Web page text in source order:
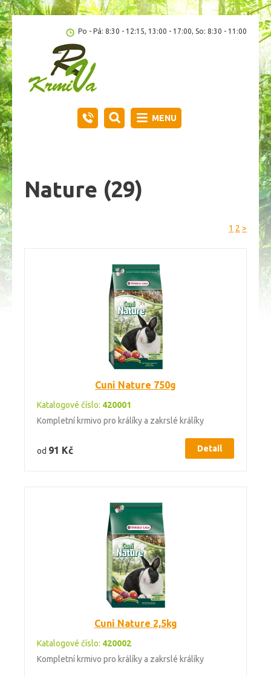
Po - Pá: 8:30 - 12:15, 13:00 - 17:00, So: 8:30 - 11:00
MENU
Nature (29)
1 2 >
Cuni Nature 750g
Katalogové číslo: 420001
Kompletní krmivo pro králíky a zakrslé králíky
od 91 Kč Detail
Cuni Nature 2,5kg
Katalogové číslo: 420002
Kompletní krmivo pro králíky a zakrslé králíky